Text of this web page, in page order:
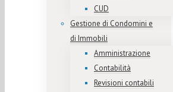
CUD
Gestione di Condomini e
di Immobili
Amministrazione
Contabilità
Revisioni contabili